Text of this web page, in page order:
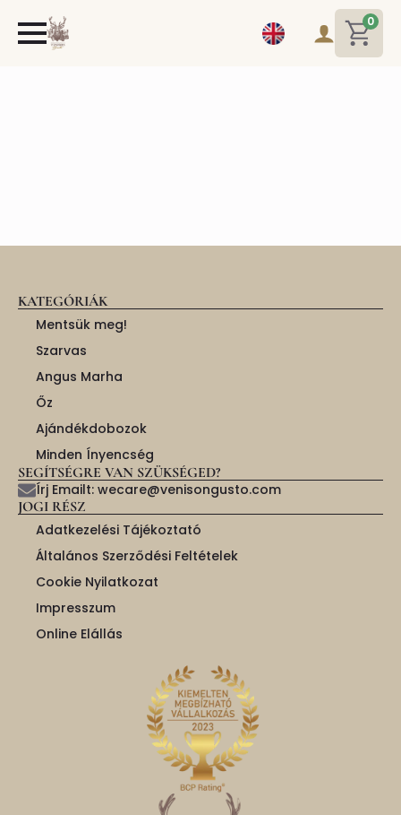
0
KATEGÓRIÁK
Mentsük meg!
Szarvas
Angus Marha
Őz
Ajándékdobozok
Minden Ínyencség
SEGÍTSÉGRE VAN SZÜKSÉGED?
Írj Emailt: wecare@venisongusto.com
JOGI RÉSZ
Adatkezelési Tájékoztató
Általános Szerződési Feltételek
Cookie Nyilatkozat
Impresszum
Online Elállás